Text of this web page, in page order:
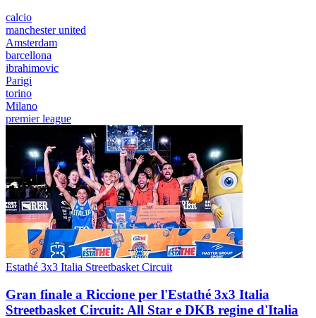
calcio
manchester united
Amsterdam
barcellona
ibrahimovic
Parigi
torino
Milano
premier league
Estathé 3x3 Italia Streetbasket Circuit
Gran finale a Riccione per l'Estathé 3x3 Italia
Streetbasket Circuit: All Star e DKB regine d'Italia